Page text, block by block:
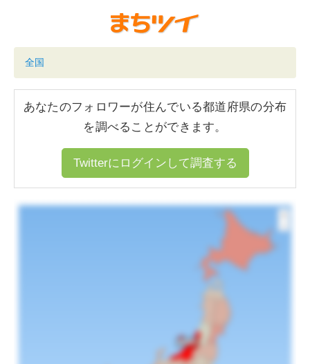
全国
あなたのフォロワーが住んでいる都道府県の分布
を調べることができます。
Twitterにログインして調査する